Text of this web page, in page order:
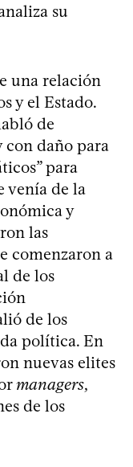
su
una relación
y el Estado.
de
con daño para
para
venía de la
y
las
comenzaron a
de los
de los
política. En
nuevas elites
managers,
de los